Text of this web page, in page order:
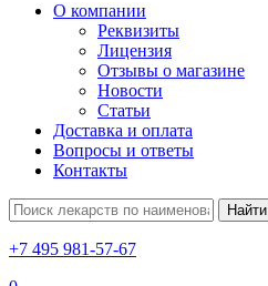
О компании
Реквизиты
Лицензия
Отзывы о магазине
Новости
Статьи
Доставка и оплата
Вопросы и ответы
Контакты
Найти
+7 495 981-57-67